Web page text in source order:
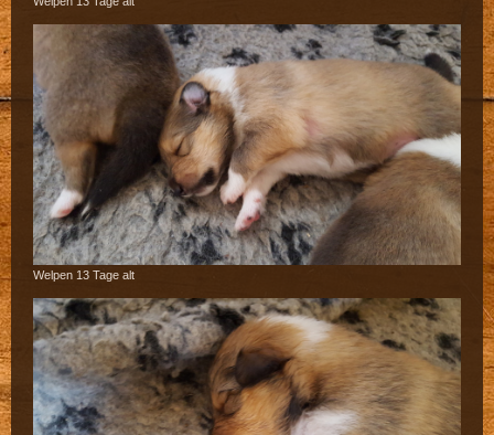
Welpen 13 Tage alt